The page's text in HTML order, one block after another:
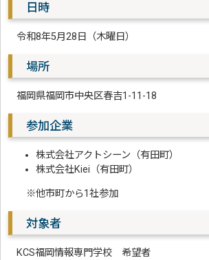
日時
令和8年5月28日（木曜日）
場所
福岡県福岡市中央区春吉1-11-18
参加企業
株式会社アクトシーン（有田町）
株式会社Kiei（有田町）
※他市町から1社参加
対象者
KCS福岡情報専門学校 希望者